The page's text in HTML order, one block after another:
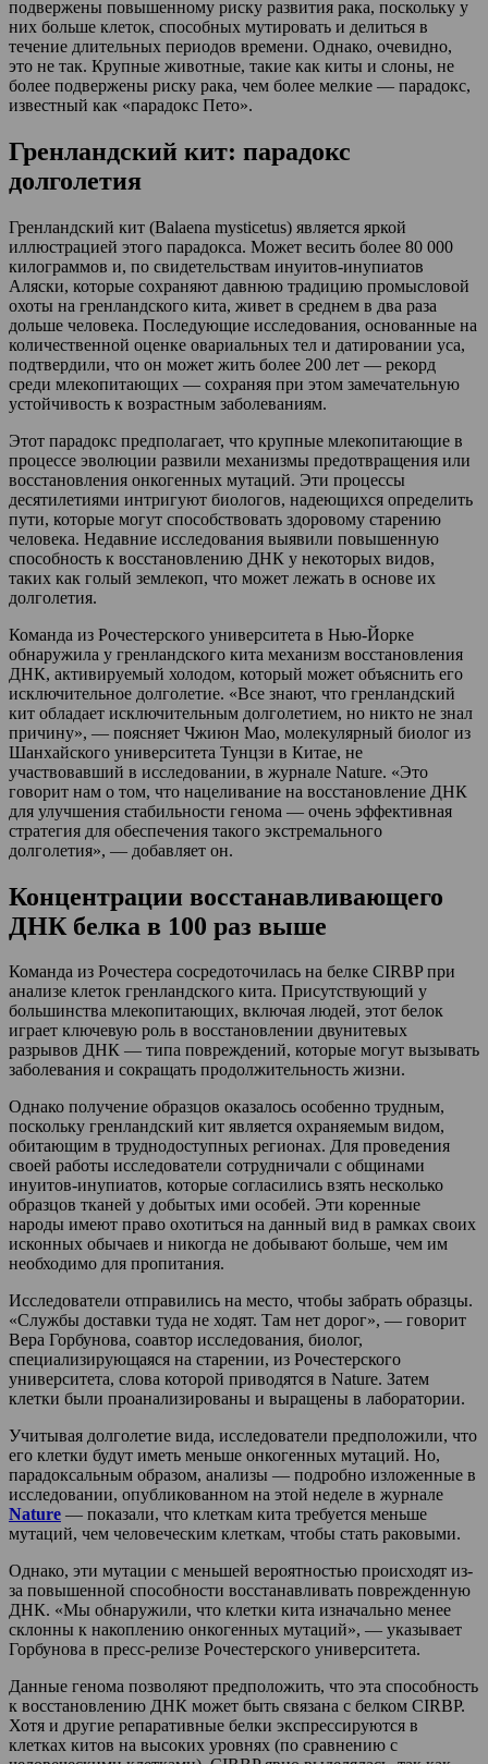
подвержены повышенному риску развития рака, поскольку у
них больше клеток, способных мутировать и делиться в
течение длительных периодов времени. Однако, очевидно,
это не так. Крупные животные, такие как киты и слоны, не
более подвержены риску рака, чем более мелкие — парадокс,
известный как «парадокс Пето».
Гренландский кит: парадокс
долголетия
Гренландский кит (Balaena mysticetus) является яркой
иллюстрацией этого парадокса. Может весить более 80 000
килограммов и, по свидетельствам инуитов-инупиатов
Аляски, которые сохраняют давнюю традицию промысловой
охоты на гренландского кита, живет в среднем в два раза
дольше человека. Последующие исследования, основанные на
количественной оценке овариальных тел и датировании уса,
подтвердили, что он может жить более 200 лет — рекорд
среди млекопитающих — сохраняя при этом замечательную
устойчивость к возрастным заболеваниям.
Этот парадокс предполагает, что крупные млекопитающие в
процессе эволюции развили механизмы предотвращения или
восстановления онкогенных мутаций. Эти процессы
десятилетиями интригуют биологов, надеющихся определить
пути, которые могут способствовать здоровому старению
человека. Недавние исследования выявили повышенную
способность к восстановлению ДНК у некоторых видов,
таких как голый землекоп, что может лежать в основе их
долголетия.
Команда из Рочестерского университета в Нью-Йорке
обнаружила у гренландского кита механизм восстановления
ДНК, активируемый холодом, который может объяснить его
исключительное долголетие. «Все знают, что гренландский
кит обладает исключительным долголетием, но никто не знал
причину», — поясняет Чжиюн Мао, молекулярный биолог из
Шанхайского университета Тунцзи в Китае, не
участвовавший в исследовании, в журнале Nature. «Это
говорит нам о том, что нацеливание на восстановление ДНК
для улучшения стабильности генома — очень эффективная
стратегия для обеспечения такого экстремального
долголетия», — добавляет он.
Концентрации восстанавливающего
ДНК белка в 100 раз выше
Команда из Рочестера сосредоточилась на белке CIRBP при
анализе клеток гренландского кита. Присутствующий у
большинства млекопитающих, включая людей, этот белок
играет ключевую роль в восстановлении двунитевых
разрывов ДНК — типа повреждений, которые могут вызывать
заболевания и сокращать продолжительность жизни.
Однако получение образцов оказалось особенно трудным,
поскольку гренландский кит является охраняемым видом,
обитающим в труднодоступных регионах. Для проведения
своей работы исследователи сотрудничали с общинами
инуитов-инупиатов, которые согласились взять несколько
образцов тканей у добытых ими особей. Эти коренные
народы имеют право охотиться на данный вид в рамках своих
исконных обычаев и никогда не добывают больше, чем им
необходимо для пропитания.
Исследователи отправились на место, чтобы забрать образцы.
«Службы доставки туда не ходят. Там нет дорог», — говорит
Вера Горбунова, соавтор исследования, биолог,
специализирующаяся на старении, из Рочестерского
университета, слова которой приводятся в Nature. Затем
клетки были проанализированы и выращены в лаборатории.
Учитывая долголетие вида, исследователи предположили, что
его клетки будут иметь меньше онкогенных мутаций. Но,
парадоксальным образом, анализы — подробно изложенные в
исследовании, опубликованном на этой неделе в журнале
Nature — показали, что клеткам кита требуется меньше
мутаций, чем человеческим клеткам, чтобы стать раковыми.
Однако, эти мутации с меньшей вероятностью происходят из-
за повышенной способности восстанавливать поврежденную
ДНК. «Мы обнаружили, что клетки кита изначально менее
склонны к накоплению онкогенных мутаций», — указывает
Горбунова в пресс-релизе Рочестерского университета.
Данные генома позволяют предположить, что эта способность
к восстановлению ДНК может быть связана с белком CIRBP.
Хотя и другие репаративные белки экспрессируются в
клетках китов на высоких уровнях (по сравнению с